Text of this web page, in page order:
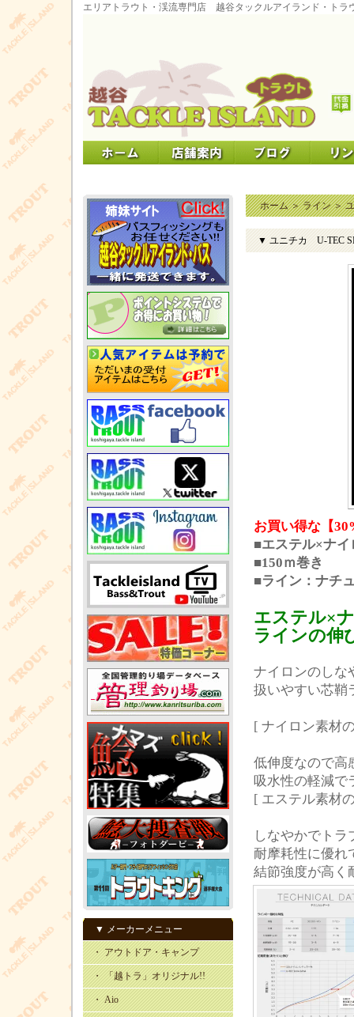
エリアトラウト・渓流専門店 越谷タックルアイランド・トラ
▼ メーカーメニュー
・ アウトドア・キャンプ
・ 「越トラ」オリジナル!!
・ Aio
ホーム＞ライン＞
▼ ユニチカ U-TEC
お買い得な【
■エステル×ナイ
■150ｍ巻き
■ライン：ナチ
エステル×
ラインの伸
ナイロンのしな
扱いやすい芯鞘
[ ナイロン素材
低伸度なので高
吸水性の軽減
[ エステル素材
しなやかでトラ
耐摩耗性に優れ
結節強度が高く